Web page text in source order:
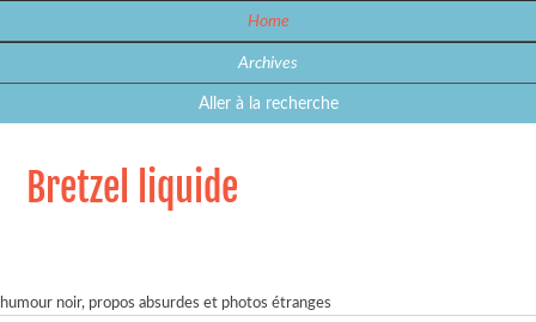
Home
Archives
Aller à la recherche
Bretzel liquide
humour noir, propos absurdes et photos étranges